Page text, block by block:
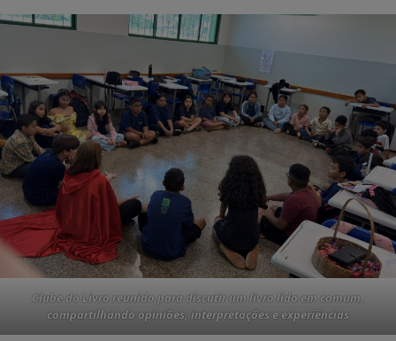
Clube do Livro reunido para discutir um livro lido em comum,
compartilhando opiniões, interpretações e experiências